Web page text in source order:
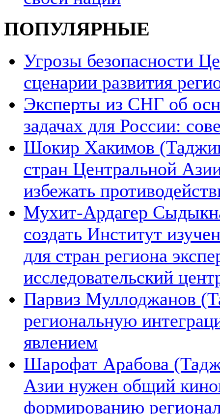
ПОПУЛЯРНЫЕ
Угрозы безопасности
сценарии развития
Эксперты из СНГ об
задачах для России:
Шокир Хакимов
стран Центральной
избежать
Мухит-Ардагер
создать Институт
для стран региона
исследовательский
Парвиз Муллоджанов
региональную
явлением
Шарофат Арабова
Азии нужен общий
формированию